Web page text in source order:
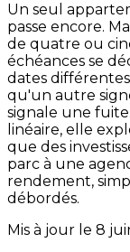
Un seul
passe encore.
de quatre ou
échéances se
dates
qu'un autre
signale une
linéaire, elle
que des
parc à une
rendement,
débordés.
Mis à jour le 8